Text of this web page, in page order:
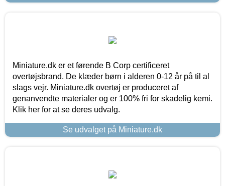
Miniature.dk er et førende B Corp certificeret
overtøjsbrand. De klæder børn i alderen 0-12 år på til al
slags vejr. Miniature.dk overtøj er produceret af
genanvendte materialer og er 100% fri for skadelig kemi.
Klik her for at se deres udvalg.
Se udvalget på Miniature.dk